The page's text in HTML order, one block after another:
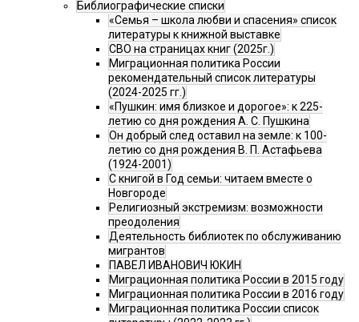
Библиографические списки
«Семья – школа любви и спасения» список
литературы к книжной выставке
СВО на страницах книг (2025г.)
Миграционная политика России
рекомендательный список литературы
(2024-2025 гг.)
«Пушкин: имя близкое и дорогое»: к 225-
летию со дня рождения А. С. Пушкина
Он добрый след оставил на земле: к 100-
летию со дня рождения В. П. Астафьева
(1924-2001)
С книгой в Год семьи: читаем вместе о
Новгороде
Религиозный экстремизм: возможности
преодоления
Деятельность библиотек по обслуживанию
мигрантов
ПАВЕЛ ИВАНОВИЧ ЮКИН
Миграционная политика России в 2015 году
Миграционная политика России в 2016 году
Миграционная политика России список